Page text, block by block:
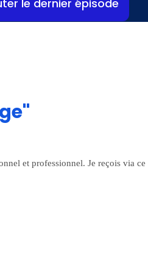
le dernier épisode
et professionnel. Je reçois via ce